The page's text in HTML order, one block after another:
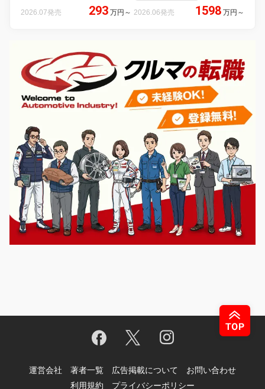
2026.07発売 293 万円 ～ 2026.06発売 1598 万円 ～
運営会社 著者一覧 広告掲載について
お問い合わせ
利用規約
プライバシーポリシー